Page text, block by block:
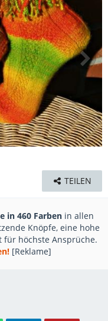
TEILEN
in 460 Farben in allen
Knöpfe, eine hohe
für höchste Ansprüche.
[Reklame]